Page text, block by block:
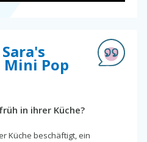
Mini Pop
in ihrer Küche?
Küche beschäftigt, ein